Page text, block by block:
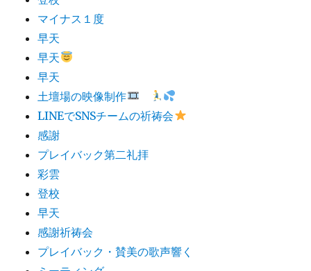
マイナス１度
早天
早天
早天
土壇場の映像制作
LINEでSNSチームの祈祷会
感謝
プレイバック第二礼拝
彩雲
登校
早天
感謝祈祷会
プレイバック・賛美の歌声響く